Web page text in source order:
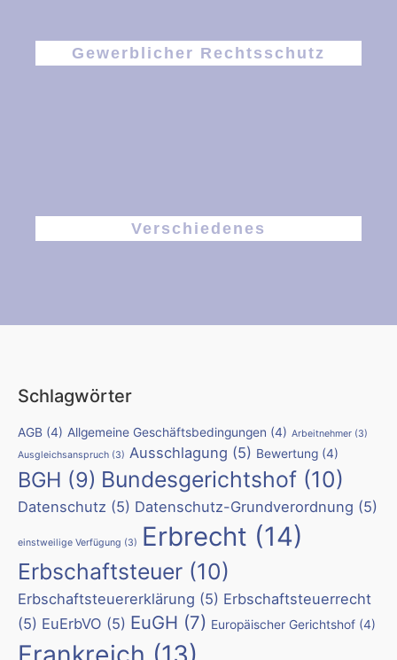
Gewerblicher Rechtsschutz
Verschiedenes
Schlagwörter
AGB (4) Allgemeine Geschäftsbedingungen (4) Arbeitnehmer (3)
Ausgleichsanspruch (3) Ausschlagung (5) Bewertung (4)
BGH (9) Bundesgerichtshof (10)
Datenschutz (5) Datenschutz-Grundverordnung (5)
einstweilige Verfügung (3) Erbrecht (14)
Erbschaftsteuer (10)
Erbschaftsteuererklärung (5) Erbschaftsteuerrecht
(5) EuErbVO (5) EuGH (7) Europäischer Gerichtshof (4)